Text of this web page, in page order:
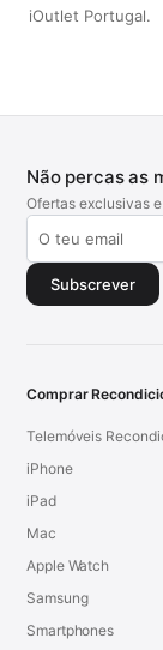
iOutlet Portugal.
Não percas as
Ofertas exclusivas
Subscrever
Comprar
Telemóveis
iPhone
iPad
Mac
Apple Watch
Samsung
Smartphones